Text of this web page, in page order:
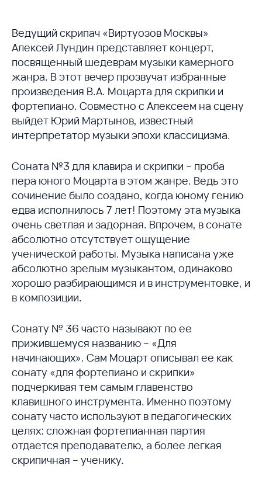
Ведущий скрипач «Виртуозов Москвы»
Алексей Лундин представляет концерт,
посвященный шедеврам музыки камерного
жанра. В этот вечер прозвучат избранные
произведения В.А. Моцарта для скрипки и
фортепиано. Совместно с Алексеем на сцену
выйдет Юрий Мартынов, известный
интерпретатор музыки эпохи классицизма.
Соната №3 для клавира и скрипки – проба
пера юного Моцарта в этом жанре. Ведь это
сочинение было создано, когда юному гению
едва исполнилось 7 лет! Поэтому эта музыка
очень светлая и задорная. Впрочем, в сонате
абсолютно отсутствует ощущение
ученической работы. Музыка написана уже
абсолютно зрелым музыкантом, одинаково
хорошо разбирающимся и в инструментовке, и
в композиции.
Сонату № 36 часто называют по ее
прижившемуся названию – «Для
начинающих». Сам Моцарт описывал ее как
сонату «для фортепиано и скрипки»
подчеркивая тем самым главенство
клавишного инструмента. Именно поэтому
сонату часто используют в педагогических
целях: сложная фортепианная партия
отдается преподавателю, а более легкая
скрипичная – ученику.